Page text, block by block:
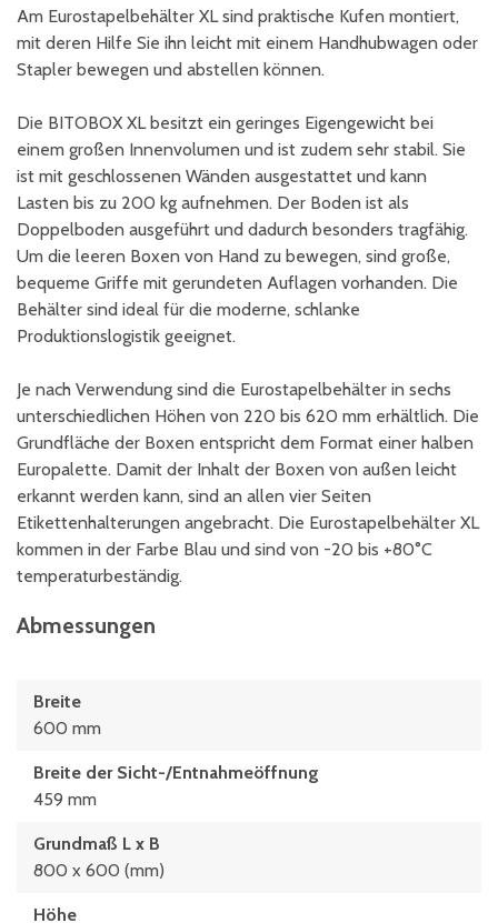
Am Eurostapelbehälter XL sind praktische Kufen montiert,
mit deren Hilfe Sie ihn leicht mit einem Handhubwagen oder
Stapler bewegen und abstellen können.
Die BITOBOX XL besitzt ein geringes Eigengewicht bei
einem großen Innenvolumen und ist zudem sehr stabil. Sie
ist mit geschlossenen Wänden ausgestattet und kann
Lasten bis zu 200 kg aufnehmen. Der Boden ist als
Doppelboden ausgeführt und dadurch besonders tragfähig.
Um die leeren Boxen von Hand zu bewegen, sind große,
bequeme Griffe mit gerundeten Auflagen vorhanden. Die
Behälter sind ideal für die moderne, schlanke
Produktionslogistik geeignet.
Je nach Verwendung sind die Eurostapelbehälter in sechs
unterschiedlichen Höhen von 220 bis 620 mm erhältlich. Die
Grundfläche der Boxen entspricht dem Format einer halben
Europalette. Damit der Inhalt der Boxen von außen leicht
erkannt werden kann, sind an allen vier Seiten
Etikettenhalterungen angebracht. Die Eurostapelbehälter XL
kommen in der Farbe Blau und sind von -20 bis +80°C
temperaturbeständig.
Abmessungen
Breite
600 mm
Breite der Sicht-/Entnahmeöffnung
459 mm
Grundmaß L x B
800 x 600 (mm)
Höhe